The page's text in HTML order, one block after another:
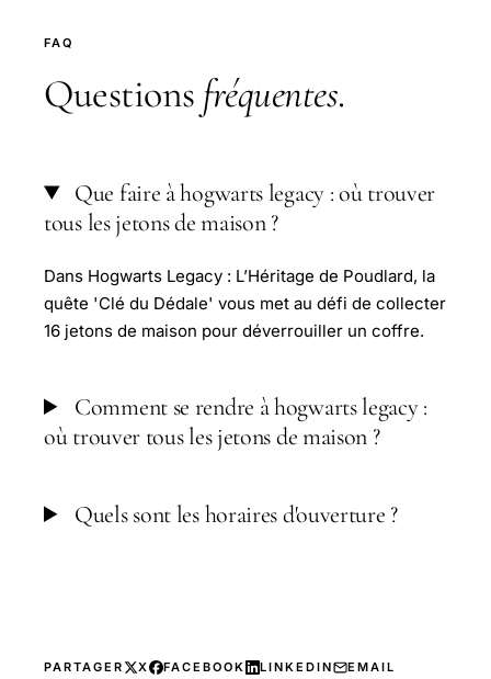
FAQ
Questions fréquentes.
Que faire à hogwarts legacy : où trouver
tous les jetons de maison ?
Dans Hogwarts Legacy : L’Héritage de Poudlard, la
quête 'Clé du Dédale' vous met au défi de collecter
16 jetons de maison pour déverrouiller un coffre.
Comment se rendre à hogwarts legacy :
où trouver tous les jetons de maison ?
Quels sont les horaires d'ouverture ?
PARTAGER X FACEBOOK LINKEDIN EMAIL